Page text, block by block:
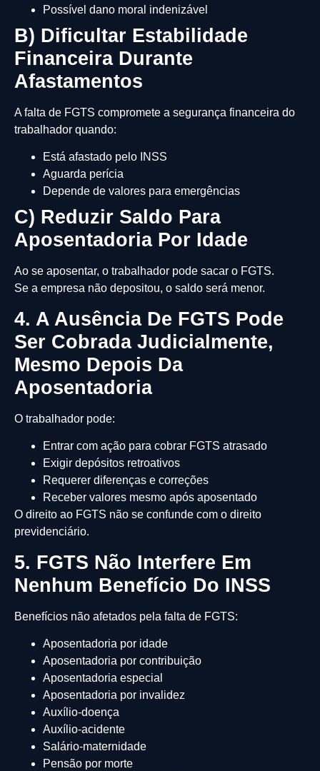
Possível dano moral indenizável
B) Dificultar Estabilidade
Financeira Durante
Afastamentos
A falta de FGTS compromete a segurança financeira do
trabalhador quando:
Está afastado pelo INSS
Aguarda perícia
Depende de valores para emergências
C) Reduzir Saldo Para
Aposentadoria Por Idade
Ao se aposentar, o trabalhador pode sacar o FGTS.
Se a empresa não depositou, o saldo será menor.
4. A Ausência De FGTS Pode
Ser Cobrada Judicialmente,
Mesmo Depois Da
Aposentadoria
O trabalhador pode:
Entrar com ação para cobrar FGTS atrasado
Exigir depósitos retroativos
Requerer diferenças e correções
Receber valores mesmo após aposentado
O direito ao FGTS não se confunde com o direito
previdenciário.
5. FGTS Não Interfere Em
Nenhum Benefício Do INSS
Benefícios não afetados pela falta de FGTS:
Aposentadoria por idade
Aposentadoria por contribuição
Aposentadoria especial
Aposentadoria por invalidez
Auxílio-doença
Auxílio-acidente
Salário-maternidade
Pensão por morte